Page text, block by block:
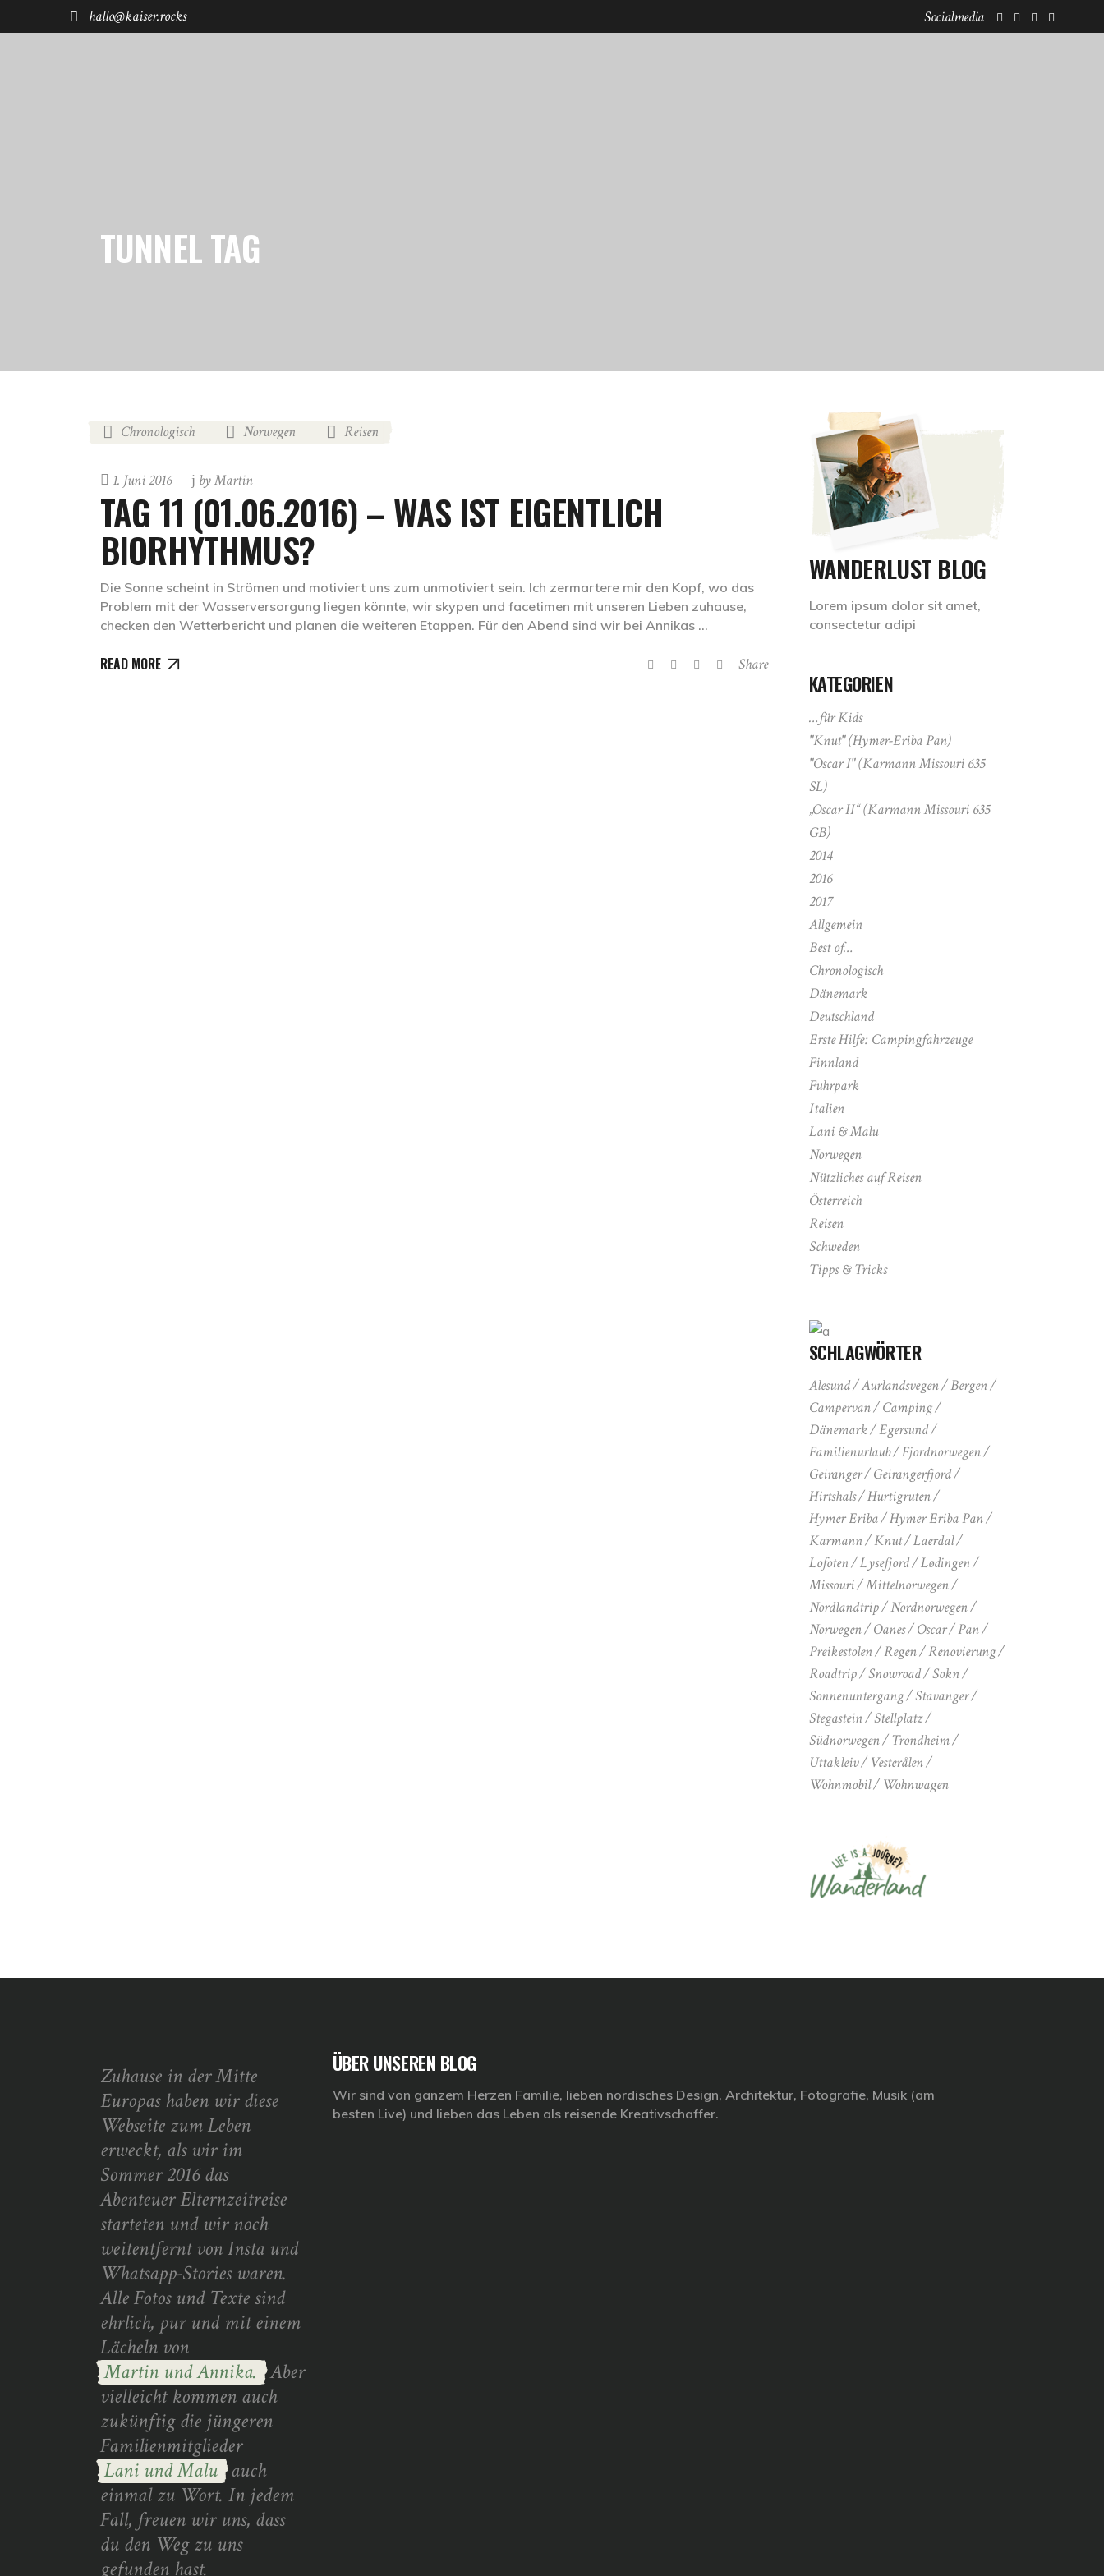
hallo@kaiser.rocks Socialmedia
TUNNEL TAG
Chronologisch Norwegen Reisen
1. Juni 2016 byMartin
TAG 11 (01.06.2016) – WAS IST EIGENTLICH
BIORHYTHMUS?
Die Sonne scheint in Strömen und motiviert uns zum unmotiviert sein. Ich zermartere mir den Kopf, wo das
Problem mit der Wasserversorgung liegen könnte, wir skypen und facetimen mit unseren Lieben zuhause,
checken den Wetterbericht und planen die weiteren Etappen. Für den Abend sind wir bei Annikas
READ MORE Share
WANDERLUST BLOG
Lorem ipsum dolor sit amet,
consectetur adipi
KATEGORIEN
…für Kids
"Knut" (Hymer-Eriba Pan)
"Oscar I" (Karmann Missouri 635
SL)
„Oscar II“ (Karmann Missouri 635
GB)
2014
2016
2017
Allgemein
Best of…
Chronologisch
Dänemark
Deutschland
Erste Hilfe: Campingfahrzeuge
Finnland
Fuhrpark
Italien
Lani & Malu
Norwegen
Nützliches auf Reisen
Österreich
Reisen
Schweden
Tipps & Tricks
SCHLAGWÖRTER
Alesund Aurlandsvegen
Bergen
Campervan
Camping
Dänemark
Egersund
Familienurlaub
Fjordnorwegen
Geiranger
Geirangerfjord
Hirtshals
Hurtigruten
Hymer Eriba
Hymer Eriba Pan
Karmann
Knut
Laerdal
Lofoten
Lysefjord
Lødingen
Missouri
Mittelnorwegen
Nordlandtrip
Nordnorwegen
Norwegen
Oanes Oscar
Pan
Preikestolen
Regen
Renovierung
Roadtrip
Snowroad
Sokn
Sonnenuntergang
Stavanger
Stegastein
Stellplatz
Südnorwegen
Trondheim
Uttakleiv
Vesterålen
Wohnmobil
Wohnwagen
Zuhause in der Mitte
Europas haben wir diese
Webseite zum Leben
erweckt, als wir im
Sommer 2016 das
Abenteuer Elternzeitreise
starteten und wir noch
weitentfernt von Insta und
Whatsapp-Stories waren.
Alle Fotos und Texte sind
ehrlich, pur und mit einem
Lächeln von
Martin und Annika. Aber
vielleicht kommen auch
zukünftig die jüngeren
Familienmitglieder
Lani und Malu auch
einmal zu Wort. In jedem
Fall, freuen wir uns, dass
du den Weg zu uns
gefunden hast.
ÜBER UNSEREN BLOG
Wir sind von ganzem Herzen Familie, lieben nordisches Design, Architektur, Fotografie, Musik (am
besten Live) und lieben das Leben als reisende Kreativschaffer.